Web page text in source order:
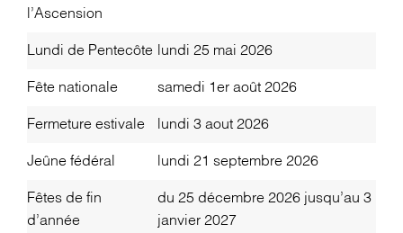
l’Ascension
Lundi de Pentecôte lundi 25 mai 2026
Fête nationale samedi 1er août 2026
Fermeture estivale lundi 3 aout 2026
Jeûne fédéral lundi 21 septembre 2026
Fêtes de fin
d’année
du 25 décembre 2026 jusqu’au 3
janvier 2027